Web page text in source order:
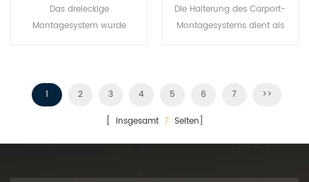
Das dreieckige
Montagesystem wurde
einstellbares
Ökostromkraftwerk, das den
Strombedarf eines ganzen
Gebäudes deckt.
Die Halterung des Carport-
Montagesystems dient als
Energie.
1 2 3 4 5 6 7 >>
[ Insgesamt 7Seiten]